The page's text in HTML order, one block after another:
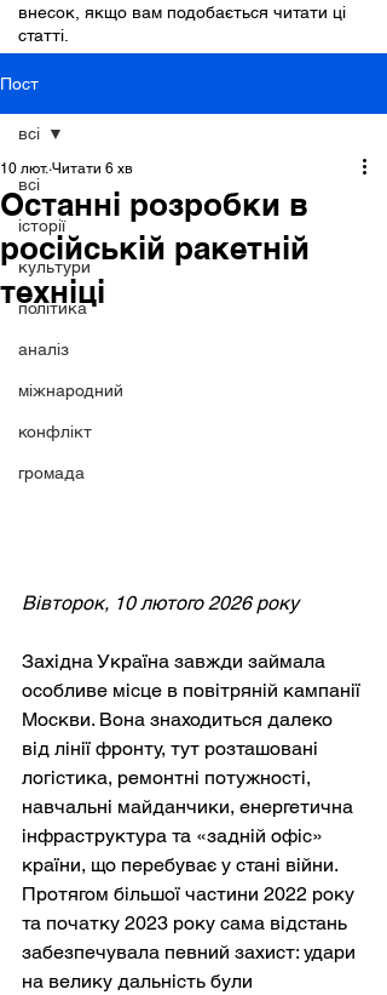
внесок, якщо вам подобається читати ці
статті.
Пост
всі
історії
культури
політика
аналіз
міжнародний
конфлікт
громада
всі
Останні розробки в
російській ракетній
техніці
10 лют. Читати 6 хв
Вівторок, 10 лютого 2026 року
Західна Україна завжди займала
особливе місце в повітряній кампанії
Москви. Вона знаходиться далеко
від лінії фронту, тут розташовані
логістика, ремонтні потужності,
навчальні майданчики, енергетична
інфраструктура та «задній офіс»
країни, що перебуває у стані війни.
Протягом більшої частини 2022 року
та початку 2023 року сама відстань
забезпечувала певний захист: удари
на велику дальність були